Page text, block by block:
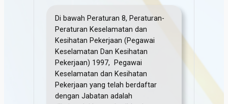
Di bawah Peraturan 8, Peraturan-
Peraturan Keselamatan dan
Kesihatan Pekerjaan (Pegawai
Keselamatan Dan Kesihatan
Pekerjaan) 1997, Pegawai
Keselamatan dan Kesihatan
Pekerjaan yang telah berdaftar
dengan Jabatan adalah